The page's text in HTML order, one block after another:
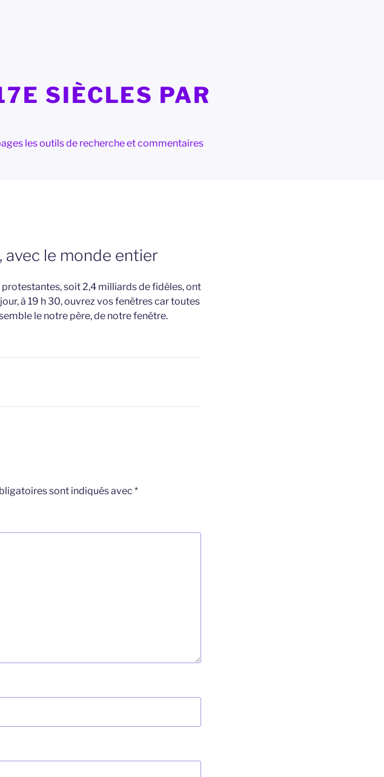
SIÈCLES PAR
les outils de recherche et commentaires
avec le monde entier
soit 2,4 milliards de fidèles, ont
à 19 h 30, ouvrez vos fenêtres car toutes
le notre père, de notre fenêtre.
sont indiqués avec *